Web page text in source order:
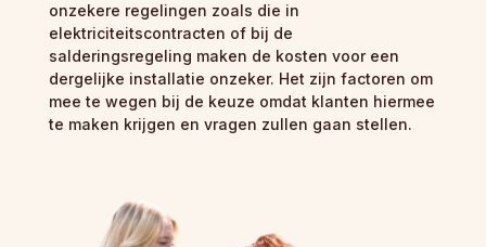
onzekere regelingen zoals die in
elektriciteitscontracten of bij de
salderingsregeling maken de kosten voor een
dergelijke installatie onzeker. Het zijn factoren om
mee te wegen bij de keuze omdat klanten hiermee
te maken krijgen en vragen zullen gaan stellen.